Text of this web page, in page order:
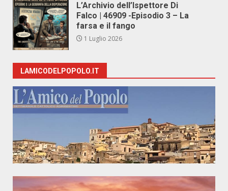
L’Archivio dell’Ispettore Di
Falco | 46909 -Episodio 3 – La
farsa e il fango
1 Luglio 2026
LAMICODELPOPOLO.IT